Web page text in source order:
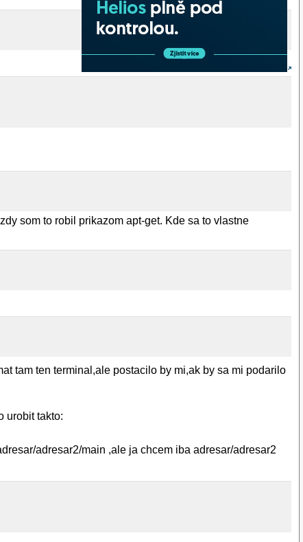
som to robil prikazom apt-get. Kde sa to vlastne
tam ten terminal,ale postacilo by mi,ak by sa mi podarilo
urobit takto:
adresar2/main ,ale ja chcem iba adresar/adresar2